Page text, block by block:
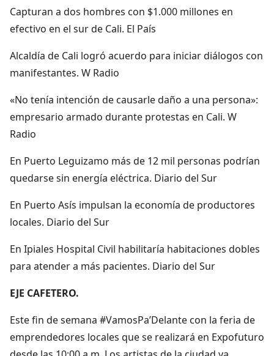
Capturan a dos hombres con $1.000 millones en
efectivo en el sur de Cali. El País
Alcaldía de Cali logró acuerdo para iniciar diálogos con
manifestantes. W Radio
«No tenía intención de causarle daño a una persona»:
empresario armado durante protestas en Cali. W
Radio
En Puerto Leguizamo más de 12 mil personas podrían
quedarse sin energía eléctrica. Diario del Sur
En Puerto Asís impulsan la economía de productores
locales. Diario del Sur
En Ipiales Hospital Civil habilitaría habitaciones dobles
para atender a más pacientes. Diario del Sur
EJE CAFETERO.
Este fin de semana #VamosPa’Delante con la feria de
emprendedores locales que se realizará en Expofuturo